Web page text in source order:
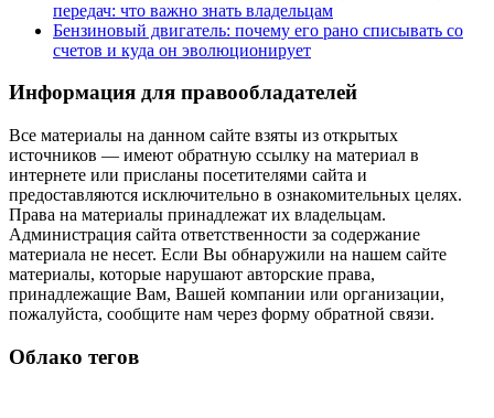
передач: что важно знать владельцам
Бензиновый двигатель: почему его рано списывать со
счетов и куда он эволюционирует
Информация для правообладателей
Все материалы на данном сайте взяты из открытых
источников — имеют обратную ссылку на материал в
интернете или присланы посетителями сайта и
предоставляются исключительно в ознакомительных целях.
Права на материалы принадлежат их владельцам.
Администрация сайта ответственности за содержание
материала не несет. Если Вы обнаружили на нашем сайте
материалы, которые нарушают авторские права,
принадлежащие Вам, Вашей компании или организации,
пожалуйста, сообщите нам через форму обратной связи.
Облако тегов